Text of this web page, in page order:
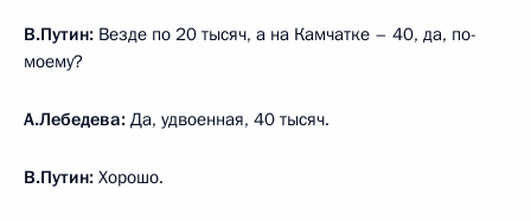
В.Путин: Везде по 20 тысяч, а на Камчатке – 40, да, по-
моему?
А.Лебедева: Да, удвоенная, 40 тысяч.
В.Путин: Хорошо.